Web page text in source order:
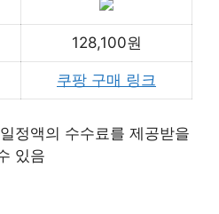
128,100원
쿠팡 구매 링크
정액의 수수료를 제공받을
있음